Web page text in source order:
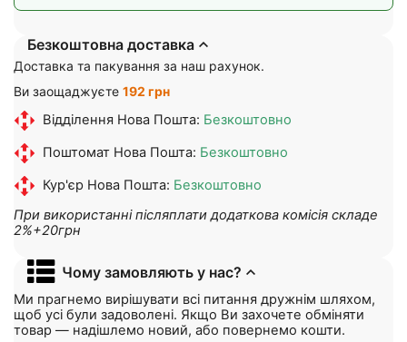
Безкоштовна доставка
Доставка та пакування за наш рахунок.
Ви заощаджуєте 192 грн
Відділення Нова Пошта: Безкоштовно
Поштомат Нова Пошта: Безкоштовно
Кур'єр Нова Пошта: Безкоштовно
При використанні післяплати додаткова комісія складе
2%+20грн
Чому замовляють у нас?
Ми прагнемо вирішувати всі питання дружнім шляхом,
щоб усі були задоволені. Якщо Ви захочете обміняти
товар — надішлемо новий, або повернемо кошти.